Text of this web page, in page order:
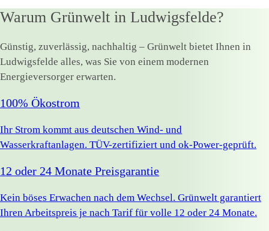
Warum Grünwelt in Ludwigsfelde?
Günstig, zuverlässig, nachhaltig – Grünwelt bietet Ihnen in
Ludwigsfelde alles, was Sie von einem modernen
Energieversorger erwarten.
100% Ökostrom
Ihr Strom kommt aus deutschen Wind- und
Wasserkraftanlagen. TÜV-zertifiziert und ok-Power-geprüft.
12 oder 24 Monate Preisgarantie
Kein böses Erwachen nach dem Wechsel. Grünwelt garantiert
Ihren Arbeitspreis je nach Tarif für volle 12 oder 24 Monate.